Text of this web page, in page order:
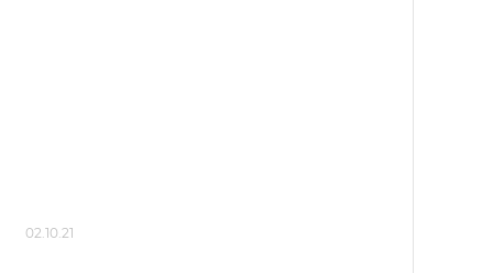
02.10.21